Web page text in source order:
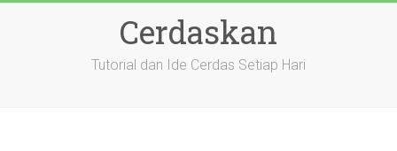
Cerdaskan
Tutorial dan Ide Cerdas Setiap Hari